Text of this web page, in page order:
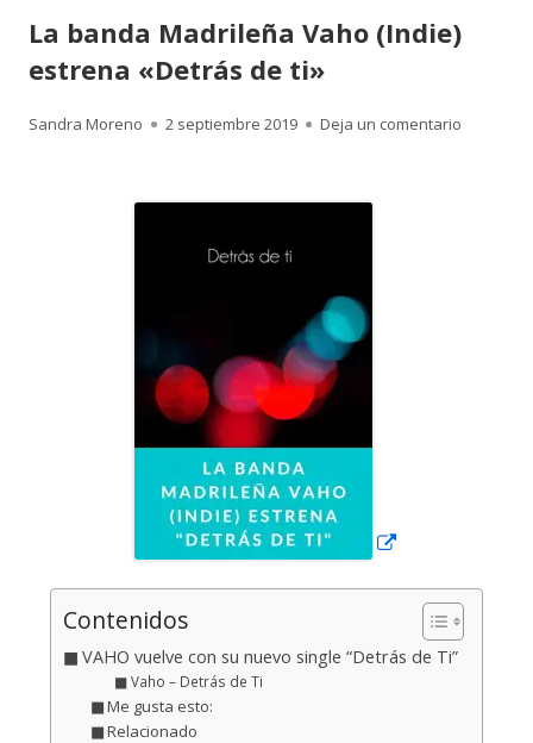
La banda Madrileña Vaho (Indie)
estrena «Detrás de ti»
Autor
Sandra Moreno
Publicado
2 septiembre 2019 Deja un comentario
Contenidos
VAHO vuelve con su nuevo single “Detrás de Ti”
Vaho – Detrás de Ti
Me gusta esto:
Relacionado